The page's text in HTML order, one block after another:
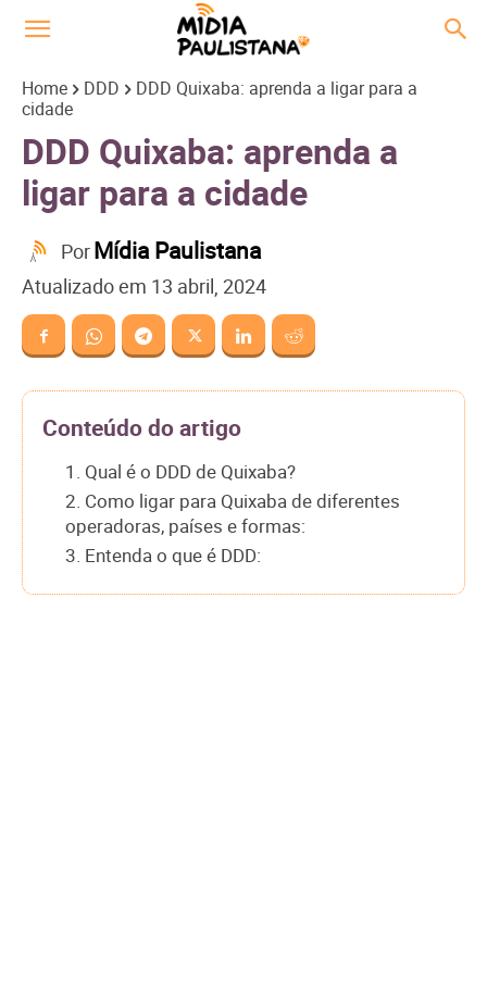
Home DDD
DDD Quixaba: aprenda a ligar para a
cidade
DDD Quixaba: aprenda a
ligar para a cidade
PorMídia Paulistana
Atualizado em 13 abril, 2024
Conteúdo do artigo
1. Qual é o DDD de Quixaba?
2. Como ligar para Quixaba de diferentes
operadoras, países e formas:
3. Entenda o que é DDD: